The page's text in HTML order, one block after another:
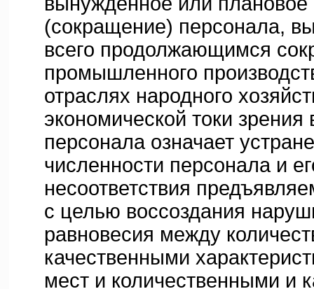
(сокращение) персонала,
всего продолжающимся
промышленного
отраслях народного
экономической токи
персонала означает
численности персонала и
несоответствия
с целью воссоздания
равновесия между
качественными
мест и количественными и